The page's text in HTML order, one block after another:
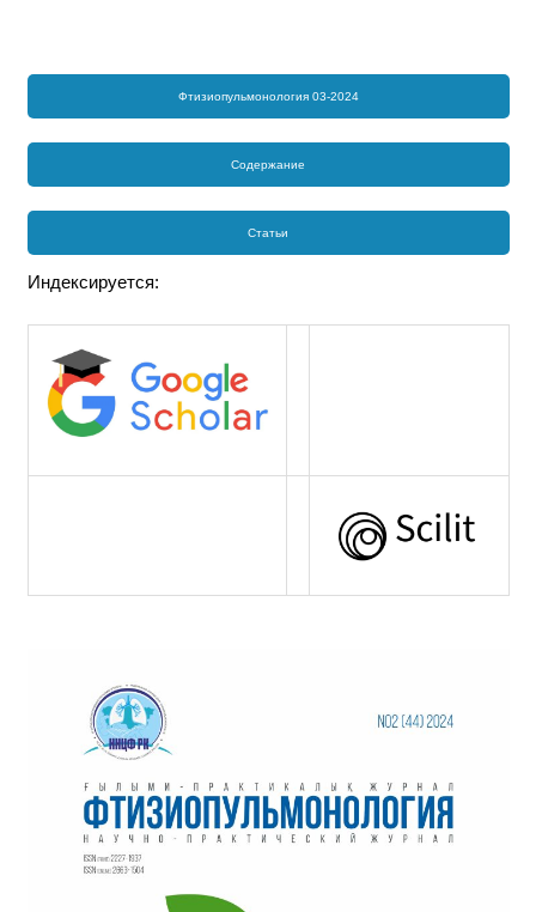
Фтизиопульмонология 03-2024
Содержание
Статьи
Индексируется: